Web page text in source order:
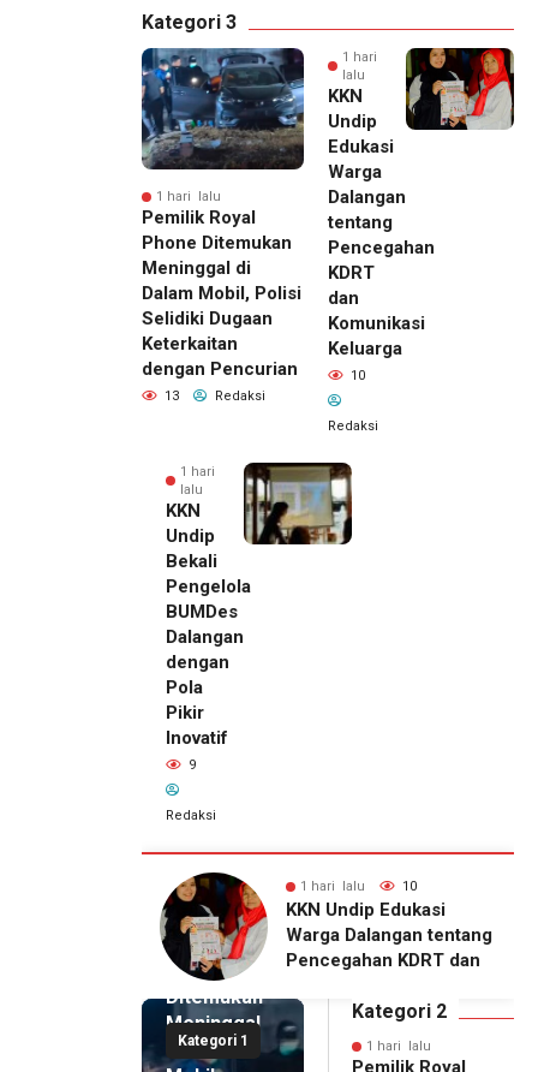
Kategori 3
1 hari lalu
Pemilik Royal
Phone Ditemukan
Meninggal di
Dalam Mobil, Polisi
Selidiki Dugaan
Keterkaitan
dengan Pencurian
13 Redaksi
1 hari
lalu
KKN
Undip
Edukasi
Warga
Dalangan
tentang
Pencegahan
KDRT
dan
Komunikasi
Keluarga
10
Redaksi
1 hari
lalu
KKN
Undip
Bekali
Pengelola
BUMDes
Dalangan
dengan
Pola
Pikir
Inovatif
9
Redaksi
1 hari lalu 9
KKN Undip Bekali
Pengelola BUMDes
Dalangan dengan Pola
Kategori 1
1 hari lalu
Pemilik
Royal
Phone
Ditemukan
Meninggal
di Dalam
Kategori 2
1 hari lalu
Pemilik Royal